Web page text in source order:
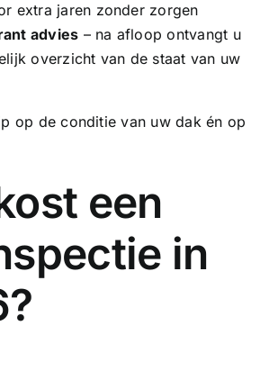
extra jaren zonder zorgen
advies – na afloop ontvangt u
overzicht van de staat van uw
op de conditie van uw dak én op
een
in